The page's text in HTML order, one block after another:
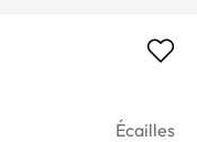
Écailles